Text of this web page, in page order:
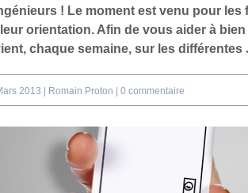
! Le moment est venu pour
orientation. Afin de vous aider à
chaque semaine, sur les
2013 | Romain Proton |0 commentaire